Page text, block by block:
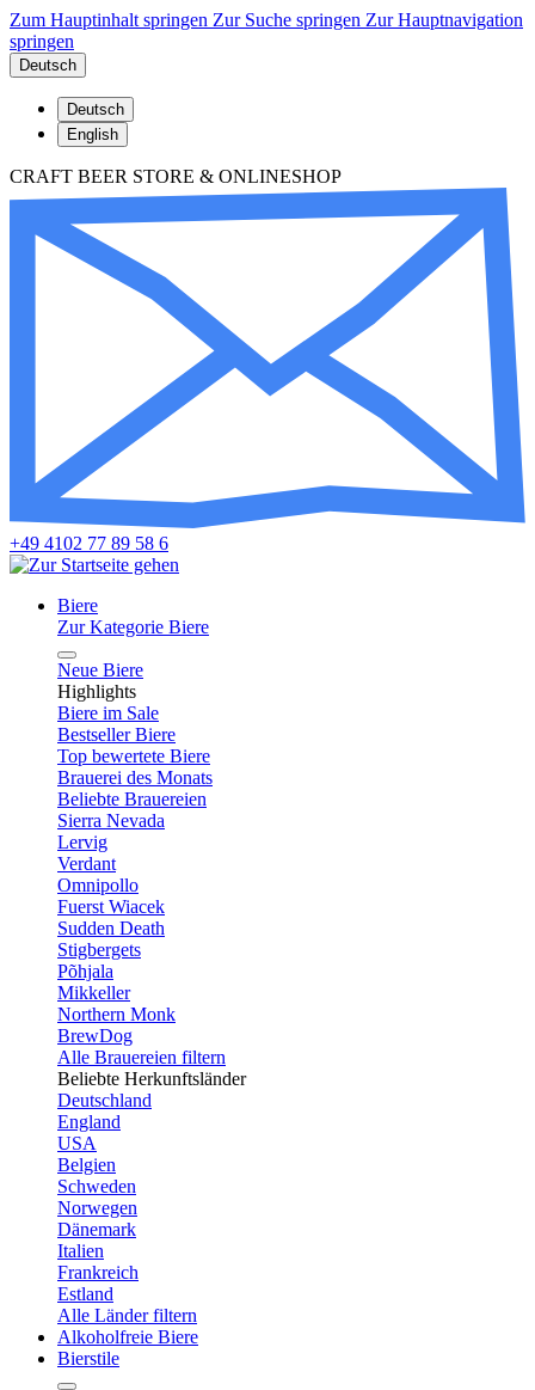
Zum Hauptinhalt springen Zur Suche springen Zur Hauptnavigation
springen
Deutsch
Deutsch
English
CRAFT BEER STORE & ONLINESHOP
+49 4102 77 89 58 6
Biere
Zur Kategorie Biere
Neue Biere
Highlights
Biere im Sale
Bestseller Biere
Top bewertete Biere
Brauerei des Monats
Beliebte Brauereien
Sierra Nevada
Lervig
Verdant
Omnipollo
Fuerst Wiacek
Sudden Death
Stigbergets
Põhjala
Mikkeller
Northern Monk
BrewDog
Alle Brauereien filtern
Beliebte Herkunftsländer
Deutschland
England
USA
Belgien
Schweden
Norwegen
Dänemark
Italien
Frankreich
Estland
Alle Länder filtern
Alkoholfreie Biere
Bierstile